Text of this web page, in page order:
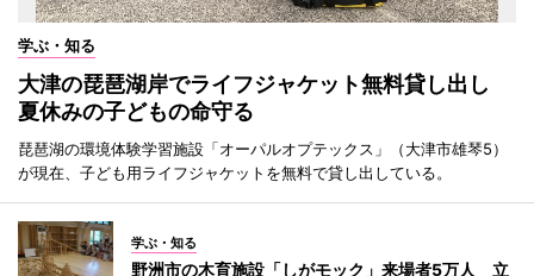
学ぶ・知る
大津の琵琶湖岸でライフジャケット無料貸し出し
夏休みの子どもの命守る
琵琶湖の環境体験学習施設「オーパルオプテックス」（大津市雄琴5）
が現在、子ども用ライフジャケットを無料で貸し出している。
学ぶ・知る
野洲市の木育施設「しがモック」来場者5万人 立